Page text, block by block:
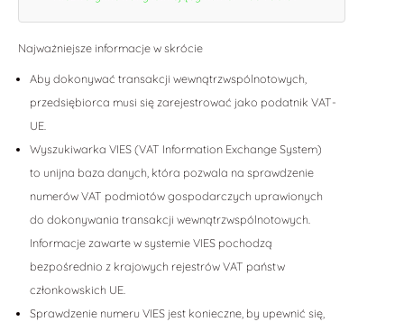
Najważniejsze informacje w skrócie
Aby dokonywać transakcji wewnątrzwspólnotowych,
przedsiębiorca musi się zarejestrować jako podatnik VAT-
UE.
Wyszukiwarka VIES (VAT Information Exchange System)
to unijna baza danych, która pozwala na sprawdzenie
numerów VAT podmiotów gospodarczych uprawionych
do dokonywania transakcji wewnątrzwspólnotowych.
Informacje zawarte w systemie VIES pochodzą
bezpośrednio z krajowych rejestrów VAT państw
członkowskich UE.
Sprawdzenie numeru VIES jest konieczne, by upewnić się,